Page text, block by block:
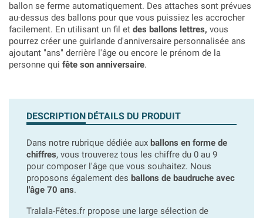
ballon se ferme automatiquement. Des attaches sont prévues
au-dessus des ballons pour que vous puissiez les accrocher
facilement. En utilisant un fil et des ballons lettres, vous
pourrez créer une guirlande d'anniversaire personnalisée ans
ajoutant "ans" derrière l'âge ou encore le prénom de la
personne qui fête son anniversaire.
DESCRIPTION DÉTAILS DU PRODUIT
Dans notre rubrique dédiée aux ballons en forme de
chiffres, vous trouverez tous les chiffre du 0 au 9
pour composer l'âge que vous souhaitez. Nous
proposons également des ballons de baudruche avec
l'âge 70 ans.
Tralala-Fêtes.fr propose une large sélection de